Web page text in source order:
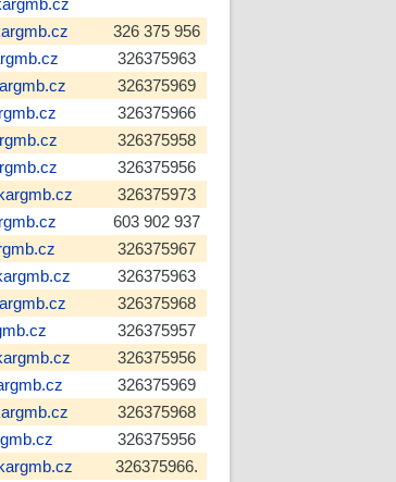
326 375 956
326375963
326375969
326375966
326375958
326375956
326375973
603 902 937
326375967
326375963
326375968
326375957
326375956
326375969
326375968
326375956
326375966.